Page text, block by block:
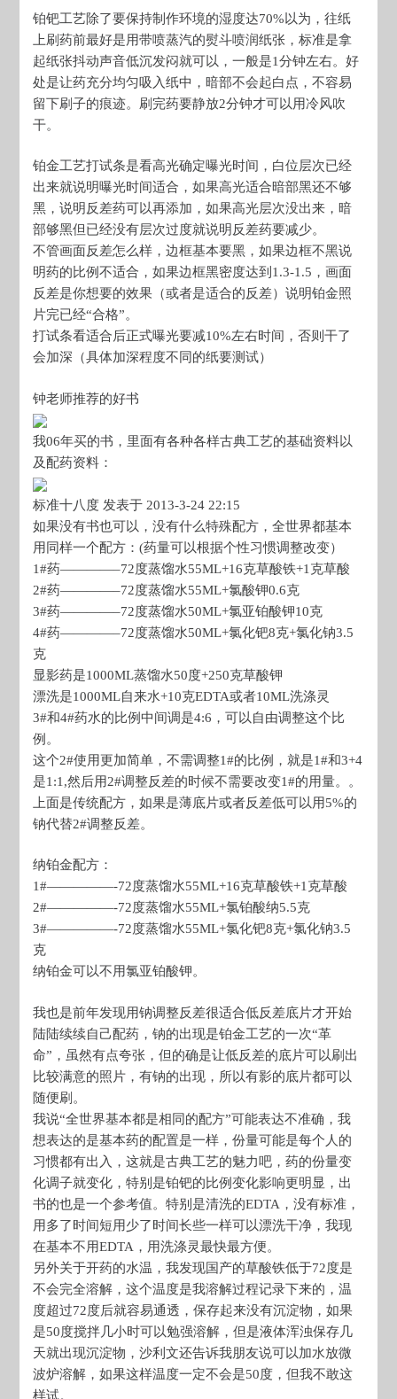
铂钯工艺除了要保持制作环境的湿度达70%以为，往纸
上刷药前最好是用带喷蒸汽的熨斗喷润纸张，标准是拿
起纸张抖动声音低沉发闷就可以，一般是1分钟左右。好
处是让药充分均匀吸入纸中，暗部不会起白点，不容易
留下刷子的痕迹。刷完药要静放2分钟才可以用冷风吹
干。
铂金工艺打试条是看高光确定曝光时间，白位层次已经
出来就说明曝光时间适合，如果高光适合暗部黑还不够
黑，说明反差药可以再添加，如果高光层次没出来，暗
部够黑但已经没有层次过度就说明反差药要减少。
不管画面反差怎么样，边框基本要黑，如果边框不黑说
明药的比例不适合，如果边框黑密度达到1.3-1.5，画面
反差是你想要的效果（或者是适合的反差）说明铂金照
片完已经“合格”。
打试条看适合后正式曝光要减10%左右时间，否则干了
会加深（具体加深程度不同的纸要测试）
钟老师推荐的好书
我06年买的书，里面有各种各样古典工艺的基础资料以
及配药资料：
标准十八度 发表于 2013-3-24 22:15
如果没有书也可以，没有什么特殊配方，全世界都基本
用同样一个配方：(药量可以根据个性习惯调整改变）
1#药————–72度蒸馏水55ML+16克草酸铁+1克草酸
2#药————–72度蒸馏水55ML+氯酸钾0.6克
3#药————–72度蒸馏水50ML+氯亚铂酸钾10克
4#药————–72度蒸馏水50ML+氯化钯8克+氯化钠3.5
克
显影药是1000ML蒸馏水50度+250克草酸钾
漂洗是1000ML自来水+10克EDTA或者10ML洗涤灵
3#和4#药水的比例中间调是4:6，可以自由调整这个比
例。
这个2#使用更加简单，不需调整1#的比例，就是1#和3+4
是1:1,然后用2#调整反差的时候不需要改变1#的用量。。
上面是传统配方，如果是薄底片或者反差低可以用5%的
钠代替2#调整反差。
纳铂金配方：
1#—————-72度蒸馏水55ML+16克草酸铁+1克草酸
2#—————-72度蒸馏水55ML+氯铂酸纳5.5克
3#—————-72度蒸馏水55ML+氯化钯8克+氯化钠3.5
克
纳铂金可以不用氯亚铂酸钾。
我也是前年发现用钠调整反差很适合低反差底片才开始
陆陆续续自己配药，钠的出现是铂金工艺的一次“革
命”，虽然有点夸张，但的确是让低反差的底片可以刷出
比较满意的照片，有钠的出现，所以有影的底片都可以
随便刷。
我说“全世界基本都是相同的配方”可能表达不准确，我
想表达的是基本药的配置是一样，份量可能是每个人的
习惯都有出入，这就是古典工艺的魅力吧，药的份量变
化调子就变化，特别是铂钯的比例变化影响更明显，出
书的也是一个参考值。特别是清洗的EDTA，没有标准，
用多了时间短用少了时间长些一样可以漂洗干净，我现
在基本不用EDTA，用洗涤灵最快最方便。
另外关于开药的水温，我发现国产的草酸铁低于72度是
不会完全溶解，这个温度是我溶解过程记录下来的，温
度超过72度后就容易通透，保存起来没有沉淀物，如果
是50度搅拌几小时可以勉强溶解，但是液体浑浊保存几
天就出现沉淀物，沙利文还告诉我朋友说可以加水放微
波炉溶解，如果这样温度一定不会是50度，但我不敢这
样试。